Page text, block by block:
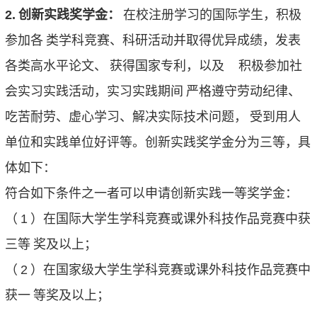
2. 创新实践奖学金：
在校注册学习的国际学生，积极
参加各 类学科竞赛、科研活动并取得优异成绩，发表
各类高水平论文、
获得国家专利，以及 积极参加社
会实习实践活动，实习实践期间 严格遵守劳动纪律、
吃苦耐劳、虚心学习、解决实际技术问题，
受到用人
单位和实践单位好评等。创新实践奖学金分为三等，具
体如下：
符合如下条件之一者可以申请创新实践一等奖学金：
（ 1 ）在国际大学生学科竞赛或课外科技作品竞赛中获
三等 奖及以上；
（ 2 ）在国家级大学生学科竞赛或课外科技作品竞赛中
获一 等奖及以上；